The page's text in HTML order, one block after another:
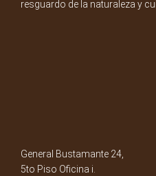
resguardo de la naturaleza y
General Bustamante 24,
5to Piso Oficina i.